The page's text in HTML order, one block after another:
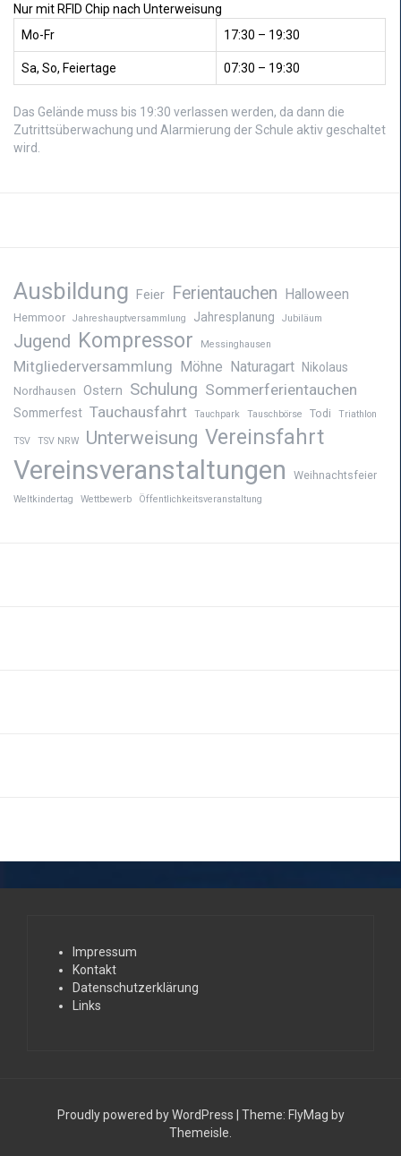
Nur mit RFID Chip nach Unterweisung
Mo-Fr
17:30 – 19:30
Sa, So, Feiertage 07:30 – 19:30
Das Gelände muss bis 19:30 verlassen werden, da dann die
Zutrittsüberwachung und Alarmierung der Schule aktiv geschaltet
wird.
Ausbildung Feier Ferientauchen Halloween
Hemmoor Jahreshauptversammlung Jahresplanung Jubiläum
Jugend Kompressor Messinghausen
Mitgliederversammlung Möhne Naturagart Nikolaus
Nordhausen Ostern Schulung Sommerferientauchen
Sommerfest Tauchausfahrt Tauchpark Tauschbörse Todi Triathlon
TSV TSV NRW Unterweisung Vereinsfahrt
Vereinsveranstaltungen Weihnachtsfeier
Weltkindertag Wettbewerb Öffentlichkeitsveranstaltung
Impressum
Kontakt
Datenschutzerklärung
Links
Proudly powered by WordPress Theme: FlyMag by
Themeisle.